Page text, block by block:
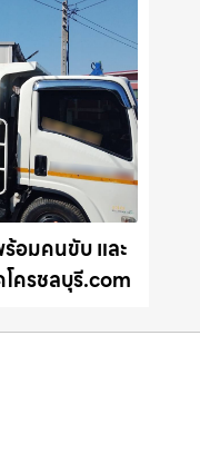
อมคนขับ และ
ครชลบุรี.com